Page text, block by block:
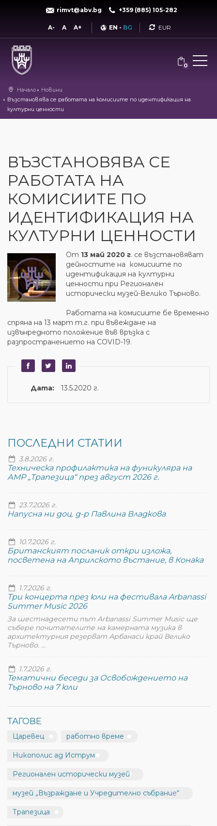
rimvt@abv.bg +359 (885) 105-282
A- A A+ EN - BG Currency
0
Начало
Новини
Възстановява се работата на комисиите по идентификация на
културни ценности
ВЪЗСТАНОВЯВА СЕ
РАБОТАТА НА
КОМИСИИТЕ ПО
ИДЕНТИФИКАЦИЯ НА
КУЛТУРНИ ЦЕННОСТИ
От 13 май 2020 г. се възстановяват
дейностите на комисиите по
идентификация на културни
ценности при Регионален
исторически музей-Велико Търново.
Работата на комисиите бе временно
спряна на 13 март т.г. при въвеждане на
извънредното положение във връзка с
разпространението на COVID-19.
Дата: 13.5.2020 г.
ПОСЛЕДНИ СТАТИИ
3.8.2026 г.
Техническа профилактика на фуникуляра на
АМР „Трапезица“ през август 2026 г.
23.7.2026 г.
Напусна ни доц. д-р Павлина Владкова
10.7.2026 г.
Британският посланик откри изложа,
посветена на Априлското въстание, в Конака
1.7.2026 г.
Три концерта през юли на фестивала Arbanassi
Summer Music 2026
За шестнадесети път Arbanassi Summer Music ще
събере почитателите на камерната музика в
архитектурния резерват Арбанаси край Велико
Търново. ...
1.7.2026 г.
Тематични беседи за Освобождението на
Търново на 7 юли
ТАГОВЕ
Царевец работно време
Никополис ад Иструм
Регионален исторически музей
музей „Възраждане и Учредително събрание“
Трапезица